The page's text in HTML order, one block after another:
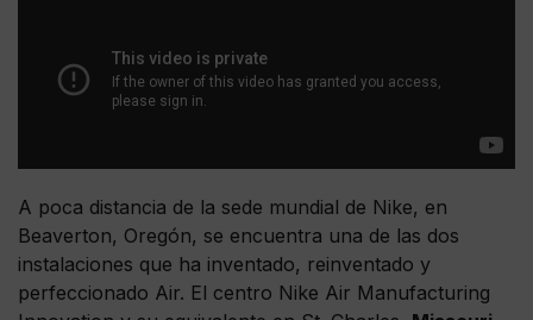
A poca distancia de la sede mundial de Nike, en
Beaverton, Oregón, se encuentra una de las dos
instalaciones que ha inventado, reinventado y
perfeccionado Air. El centro Nike Air Manufacturing